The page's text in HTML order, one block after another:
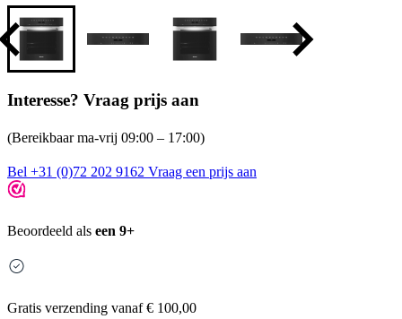
Interesse? Vraag prijs aan
(Bereikbaar ma-vrij 09:00 – 17:00)
Bel +31 (0)72 202 9162 Vraag een prijs aan
Beoordeeld als een 9+
Gratis verzending vanaf € 100,00